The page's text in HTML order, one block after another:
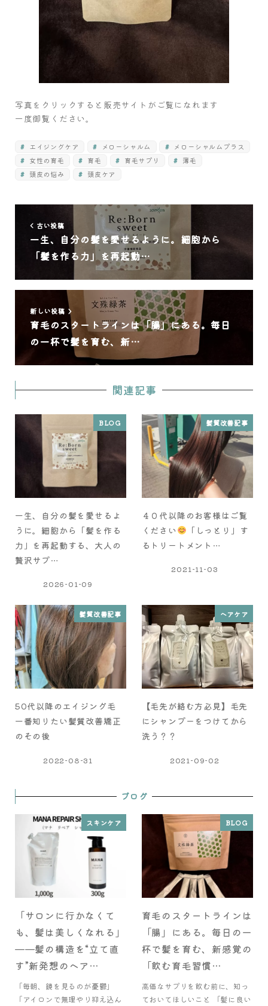
写真をクリックすると販売サイトがご覧になれます
一度御覧ください。
エイジングケア メローシャルム
メローシャルムプラス
女性の育毛
育毛 育毛サプリ
薄毛
頭皮の悩み
頭皮ケア
古い投稿
一生、自分の髪を愛せるように。細胞から
「髪を作る力」を再起動…
新しい投稿
育毛のスタートラインは「腸」にある。毎日
の一杯で髪を育む、新…
関連記事
BLOG
一生、自分の髪を愛せるよ
うに。細胞から「髪を作る
力」を再起動する、大人の
贅沢サプ…
2026-01-09
髪質改善記事
４０代以降のお客様はご覧
ください
「しっとり」す
るトリートメント…
2021-11-03
髪質改善記事
50代以降のエイジング毛
一番知りたい髪質改善矯正
のその後
2022-08-31
ヘアケア
【毛先が絡む方必見】毛先
にシャンプーをつけてから
洗う？？
2021-09-02
ブログ
スキンケア
「サロンに行かなくて
も、髪は美しくなれる」
——髪の構造を“立て直
す”新発想のヘア…
「毎朝、鏡を見るのが憂鬱」
「アイロンで無理やり抑え込ん
BLOG
育毛のスタートラインは
「腸」にある。毎日の一
杯で髪を育む、新感覚の
「飲む育毛習慣…
高価なサプリを飲む前に、知っ
ておいてほしいこと 「髪に良い